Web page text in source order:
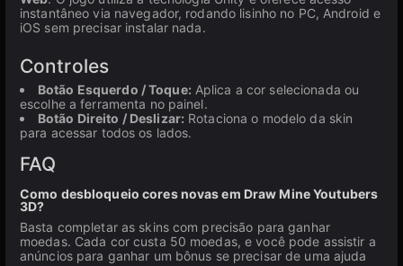
instantâneo via navegador, rodando lisinho no PC, Android e
iOS sem precisar instalar nada.
Controles
Botão Esquerdo / Toque: Aplica a cor selecionada ou
escolhe a ferramenta no painel.
Botão Direito / Deslizar: Rotaciona o modelo da skin
para acessar todos os lados.
FAQ
Como desbloqueio cores novas em Draw Mine Youtubers
3D?
Basta completar as skins com precisão para ganhar
moedas. Cada cor custa 50 moedas, e você pode assistir a
anúncios para ganhar um bônus se precisar de uma ajuda